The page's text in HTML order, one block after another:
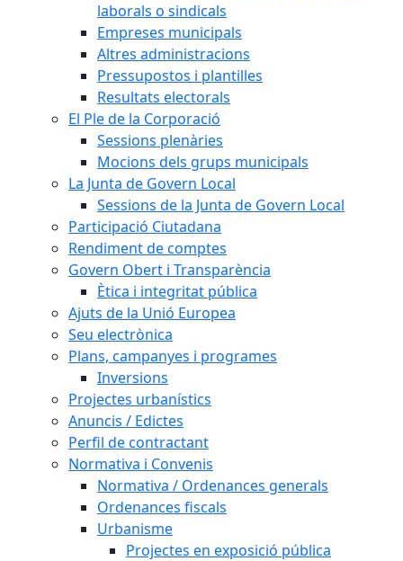
laborals o sindicals
Empreses municipals
Altres administracions
Pressupostos i plantilles
Resultats electorals
El Ple de la Corporació
Sessions plenàries
Mocions dels grups municipals
La Junta de Govern Local
Sessions de la Junta de Govern Local
Participació Ciutadana
Rendiment de comptes
Govern Obert i Transparència
Ètica i integritat pública
Ajuts de la Unió Europea
Seu electrònica
Plans, campanyes i programes
Inversions
Projectes urbanístics
Anuncis / Edictes
Perfil de contractant
Normativa i Convenis
Normativa / Ordenances generals
Ordenances fiscals
Urbanisme
Projectes en exposició pública